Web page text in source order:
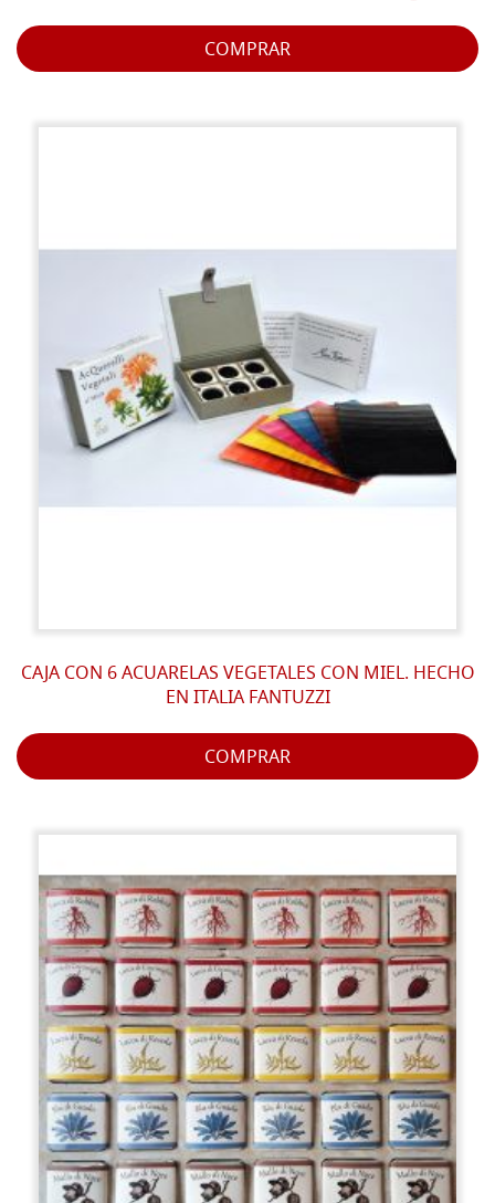
COMPRAR
CAJA CON 6 ACUARELAS VEGETALES CON MIEL. HECHO
EN ITALIA FANTUZZI
COMPRAR